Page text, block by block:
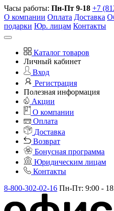
Часы работы: Пн-Пт 9-18 +7
О компании Оплата Доставка
подарки Юр. лицам Контакты
Каталог товаров
Личный кабинет
Вход
Регистрация
Полезная информация
Акции
О компании
Оплата
Доставка
Возврат
Бонусная программа
Юридическим лицам
Контакты
8-800-302-02-16 Пн-Пт: 9:00 -